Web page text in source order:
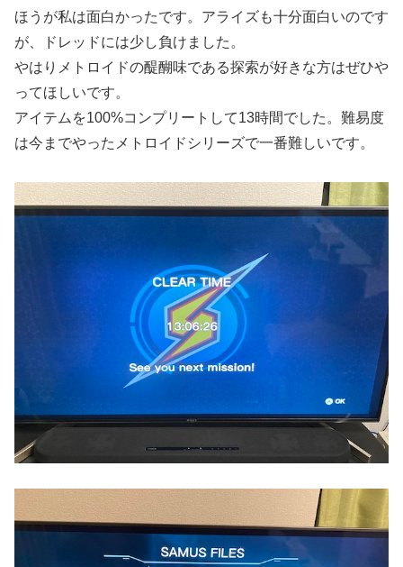
ほうが私は面白かったです。アライズも十分面白いのです
が、ドレッドには少し負けました。
やはりメトロイドの醍醐味である探索が好きな方はぜひや
ってほしいです。
アイテムを100%コンプリートして13時間でした。難易度
は今までやったメトロイドシリーズで一番難しいです。